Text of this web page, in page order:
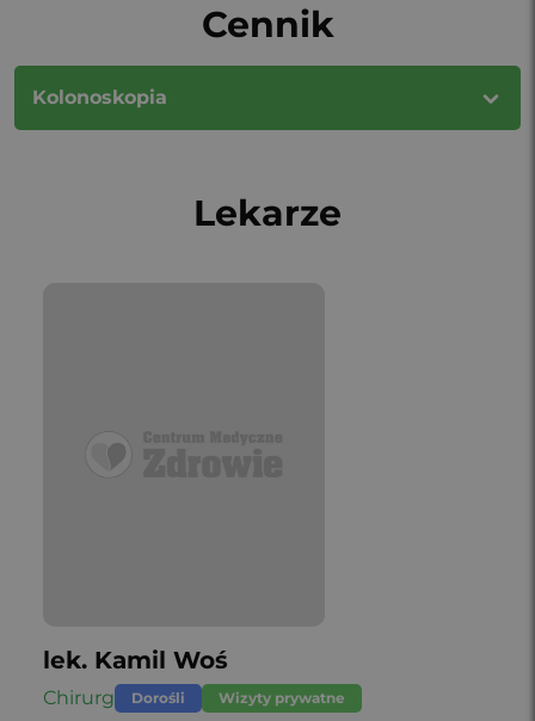
Cennik
Kolonoskopia
Lekarze
lek. Kamil Woś
Chirurg Dorośli Wizyty prywatne